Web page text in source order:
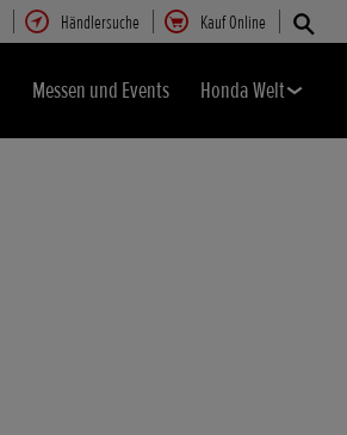
Händlersuche Kauf Online
Messen und Events Honda Welt